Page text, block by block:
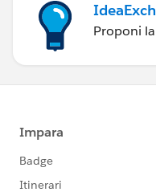
Proponi